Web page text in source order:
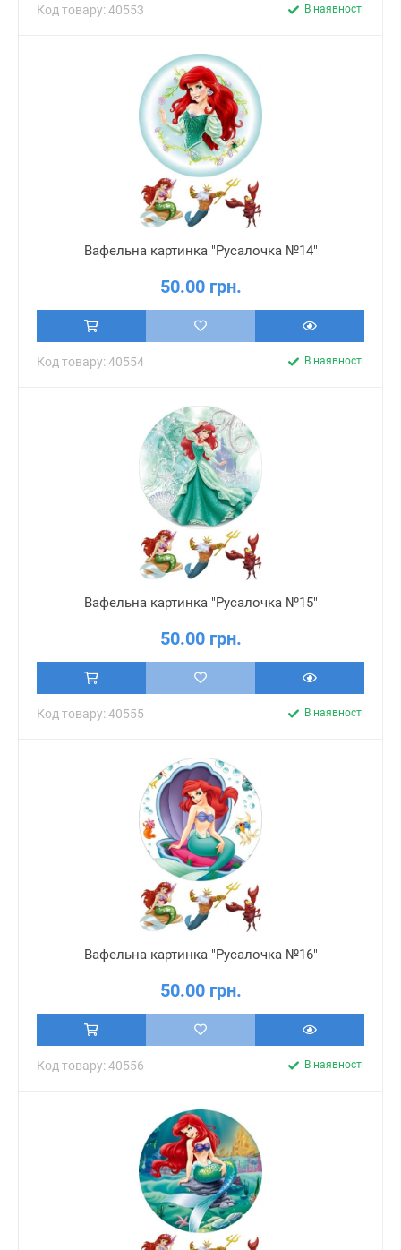
Код товару: 40553 В наявності
Вафельна картинка "Русалочка №14"
50.00 грн.
Код товару: 40554 В наявності
Вафельна картинка "Русалочка №15"
50.00 грн.
Код товару: 40555 В наявності
Вафельна картинка "Русалочка №16"
50.00 грн.
Код товару: 40556 В наявності